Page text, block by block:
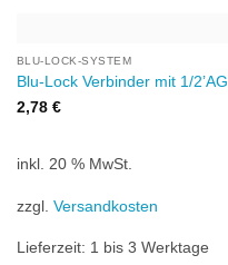
BLU-LOCK-SYSTEM
Blu-Lock Verbinder mit 1/2’AG
2,78 €
inkl. 20 % MwSt.
zzgl. Versandkosten
Lieferzeit: 1 bis 3 Werktage